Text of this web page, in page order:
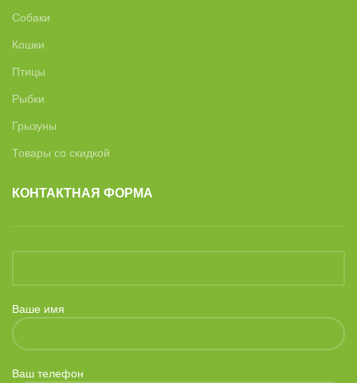
Собаки
Кошки
Птицы
Рыбки
Грызуны
Товары со скидкой
КОНТАКТНАЯ ФОРМА
Ваше имя
Ваш телефон